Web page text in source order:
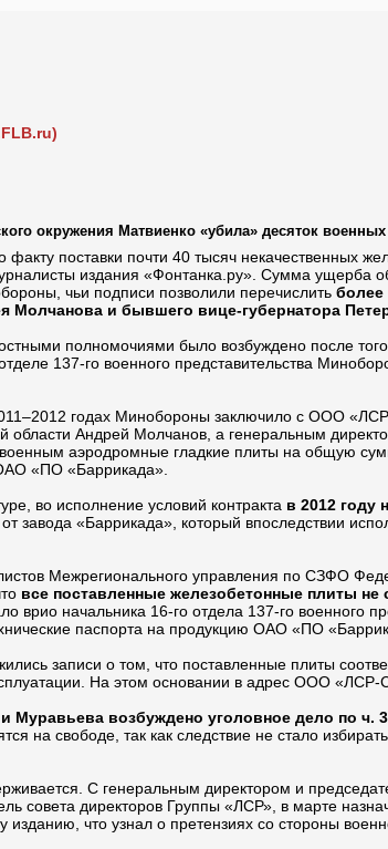
окружения Матвиенко «убила» десяток
факту поставки почти 40 тысяч некачественных
издания «Фонтанка.ру». Сумма ущерба
чьи подписи позволили перечислить более
Молчанова и бывшего вице-губернатора
полномочиями было возбуждено после
137-го военного представительства
годах Минобороны заключило с ООО
области Андрей Молчанов, а генеральным
аэродромные гладкие плиты на общую
«ПО «Баррикада».
во исполнение условий контракта в 2012 году
завода «Баррикада», который впоследствии
Межрегионального управления по СЗФО
все поставленные железобетонные плиты
врио начальника 16-го отдела 137-го военного
паспорта на продукцию ОАО «ПО
записи о том, что поставленные плиты
На этом основании в адрес ООО
возбуждено уголовное дело по ч.
на свободе, так как следствие не стало
С генеральным директором и
совета директоров Группы «ЛСР», в марте
что узнал о претензиях со стороны